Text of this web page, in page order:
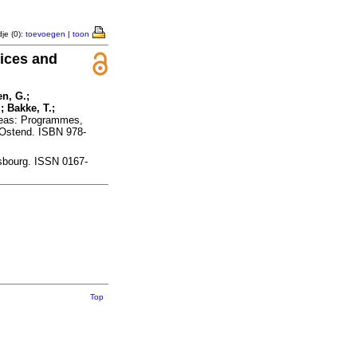
(0): toevoegen | toon
and
G.;
Bakke, T.;
Programmes,
ISBN 978-
ISSN 0167-
Top